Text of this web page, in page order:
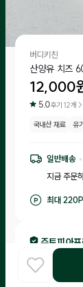
버디키친
산양유 치즈
12,000
5.0후기 12개 >
국내산 재료 유
일반배송
지금 주문
최대220
주토피아
•입고일 기준 1
소비기한이
홈